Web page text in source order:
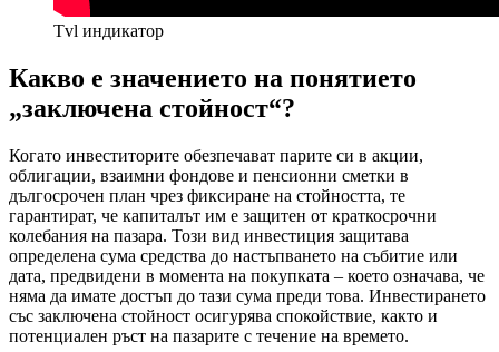
Tvl индикатор
Какво е значението на понятието
„заключена стойност“?
Когато инвеститорите обезпечават парите си в акции,
облигации, взаимни фондове и пенсионни сметки в
дългосрочен план чрез фиксиране на стойността, те
гарантират, че капиталът им е защитен от краткосрочни
колебания на пазара. Този вид инвестиция защитава
определена сума средства до настъпването на събитие или
дата, предвидени в момента на покупката – което означава, че
няма да имате достъп до тази сума преди това. Инвестирането
със заключена стойност осигурява спокойствие, както и
потенциален ръст на пазарите с течение на времето.